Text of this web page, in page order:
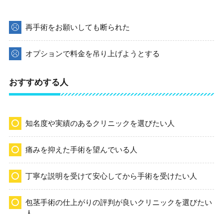
再手術をお願いしても断られた
オプションで料金を吊り上げようとする
おすすめする人
知名度や実績のあるクリニックを選びたい人
痛みを抑えた手術を望んでいる人
丁寧な説明を受けて安心してから手術を受けたい人
包茎手術の仕上がりの評判が良いクリニックを選びたい